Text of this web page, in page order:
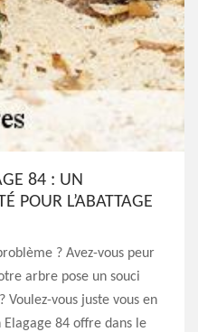
84 : UN
POUR L’ABATTAGE
? Avez-vous peur
arbre pose un souci
Voulez-vous juste vous en
Elagage 84 offre dans le